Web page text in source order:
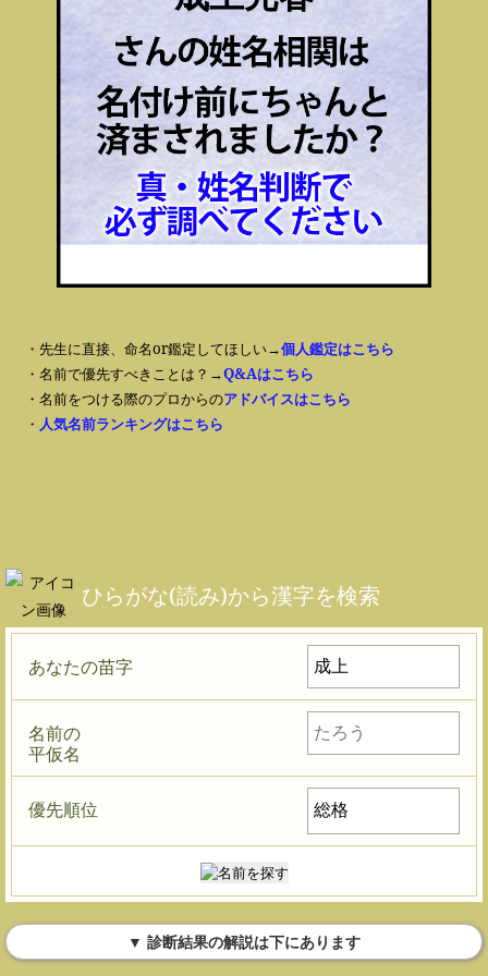
・先生に直接、命名or鑑定してほしい→個人鑑定はこちら
・名前で優先すべきことは？→Q&Aはこちら
・名前をつける際のプロからのアドバイスはこちら
・ 人気名前ランキングはこちら
ひらがな(読み)から漢字を検索
あなたの苗字
名前の
平仮名
優先順位
▼ 診断結果の解説は下にあります